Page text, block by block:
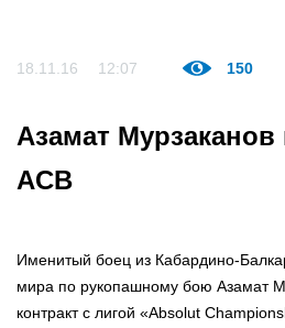
18.11.16 12:07 150
Азамат
ACB
Именитый боец из Кабардино-
мира по рукопашному бою Азамат
контракт с лигой «Absolut